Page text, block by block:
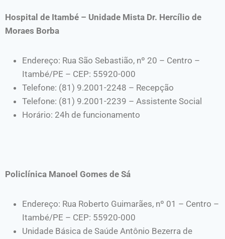
Hospital de Itambé – Unidade Mista Dr. Hercílio de
Moraes Borba
Endereço: Rua São Sebastião, nº 20 – Centro –
Itambé/PE – CEP: 55920-000
Telefone: (81) 9.2001-2248 – Recepção
Telefone: (81) 9.2001-2239 – Assistente Social
Horário: 24h de funcionamento
Policlínica Manoel Gomes de Sá
Endereço: Rua Roberto Guimarães, nº 01 – Centro –
Itambé/PE – CEP: 55920-000
Unidade Básica de Saúde Antônio Bezerra de